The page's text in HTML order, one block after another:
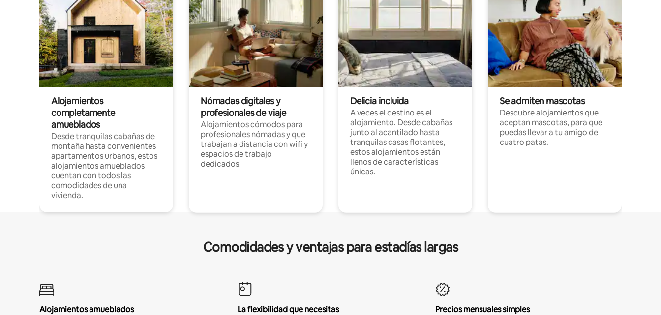
Alojamientos
completamente
amueblados
Desde tranquilas cabañas de
montaña hasta convenientes
apartamentos urbanos, estos
alojamientos amueblados
cuentan con todos las
comodidades de una
vivienda.
Nómadas digitales y
profesionales de viaje
Alojamientos cómodos para
profesionales nómadas y que
trabajan a distancia con wifi y
espacios de trabajo
dedicados.
Delicia incluida
A veces el destino es el
alojamiento. Desde cabañas
junto al acantilado hasta
tranquilas casas flotantes,
estos alojamientos están
llenos de características
únicas.
Se admiten mascotas
Descubre alojamientos que
aceptan mascotas, para que
puedas llevar a tu amigo de
cuatro patas.
Comodidades y ventajas para estadías largas
Alojamientos amueblados
La flexibilidad que necesitas
Precios mensuales simples